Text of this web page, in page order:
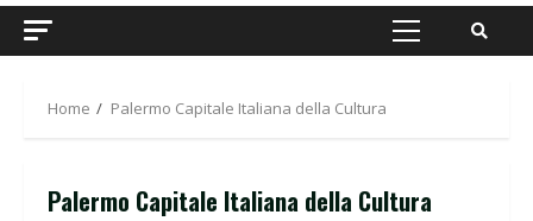
Primary
Home Palermo Capitale Italiana della Cultura
Palermo Capitale Italiana della Cultura